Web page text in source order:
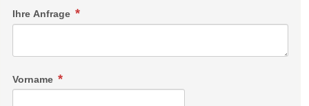
Ihre Anfrage
Vorname